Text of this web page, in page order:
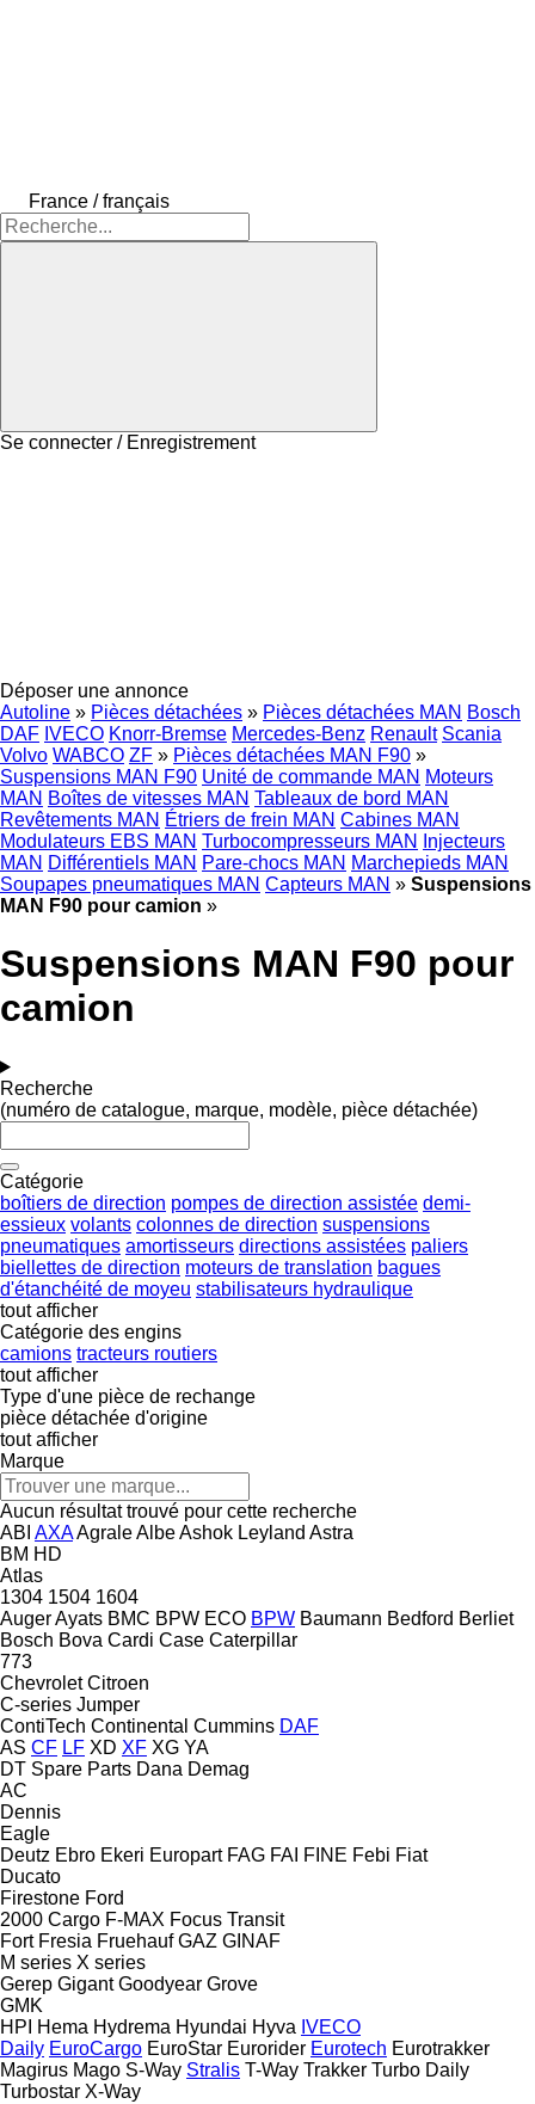
France / français
Se connecter / Enregistrement
Déposer une annonce
Autoline » Pièces détachées » Pièces détachées MAN Bosch
DAF IVECO Knorr-Bremse Mercedes-Benz Renault Scania
Volvo WABCO ZF » Pièces détachées MAN F90 »
Suspensions MAN F90 Unité de commande MAN Moteurs
MAN Boîtes de vitesses MAN Tableaux de bord MAN
Revêtements MAN Étriers de frein MAN Cabines MAN
Modulateurs EBS MAN Turbocompresseurs MAN
Injecteurs
MAN Différentiels MAN Pare-chocs MAN Marchepieds MAN
Soupapes pneumatiques MAN Capteurs MAN » Suspensions
MAN F90 pour camion »
Suspensions MAN F90 pour
camion
Recherche
(numéro de catalogue, marque, modèle, pièce détachée)
Catégorie
boîtiers de direction pompes de direction assistée demi-
essieux volants colonnes de direction suspensions
pneumatiques amortisseurs directions assistées paliers
biellettes de direction moteurs de translation bagues
d'étanchéité de moyeu stabilisateurs hydraulique
tout afficher
Catégorie des engins
camions tracteurs routiers
tout afficher
Type d'une pièce de rechange
pièce détachée d'origine
tout afficher
Marque
Aucun résultat trouvé pour cette recherche
ABI AXAAgraleAlbeAshok Leyland Astra
BM HD
Atlas
1304 1504 1604
AugerAyats BMC BPW ECO BPW Baumann Bedford Berliet
Bosch Bova Cardi Case Caterpillar
773
Chevrolet Citroen
C-series Jumper
ContiTech Continental Cummins DAF
AS CF LF XD XF XG YA
DT Spare Parts Dana Demag
AC
Dennis
Eagle
Deutz Ebro Ekeri Europart FAG FAI FINE Febi Fiat
Ducato
Firestone Ford
2000 Cargo F-MAX Focus Transit
Fort Fresia Fruehauf GAZ GINAF
M series X series
Gerep Gigant Goodyear Grove
GMK
HPI
Hema Hydrema Hyundai Hyva IVECO
Daily EuroCargo EuroStar Eurorider Eurotech Eurotrakker
Magirus Mago S-Way Stralis T-Way Trakker Turbo Daily
Turbostar X-Way